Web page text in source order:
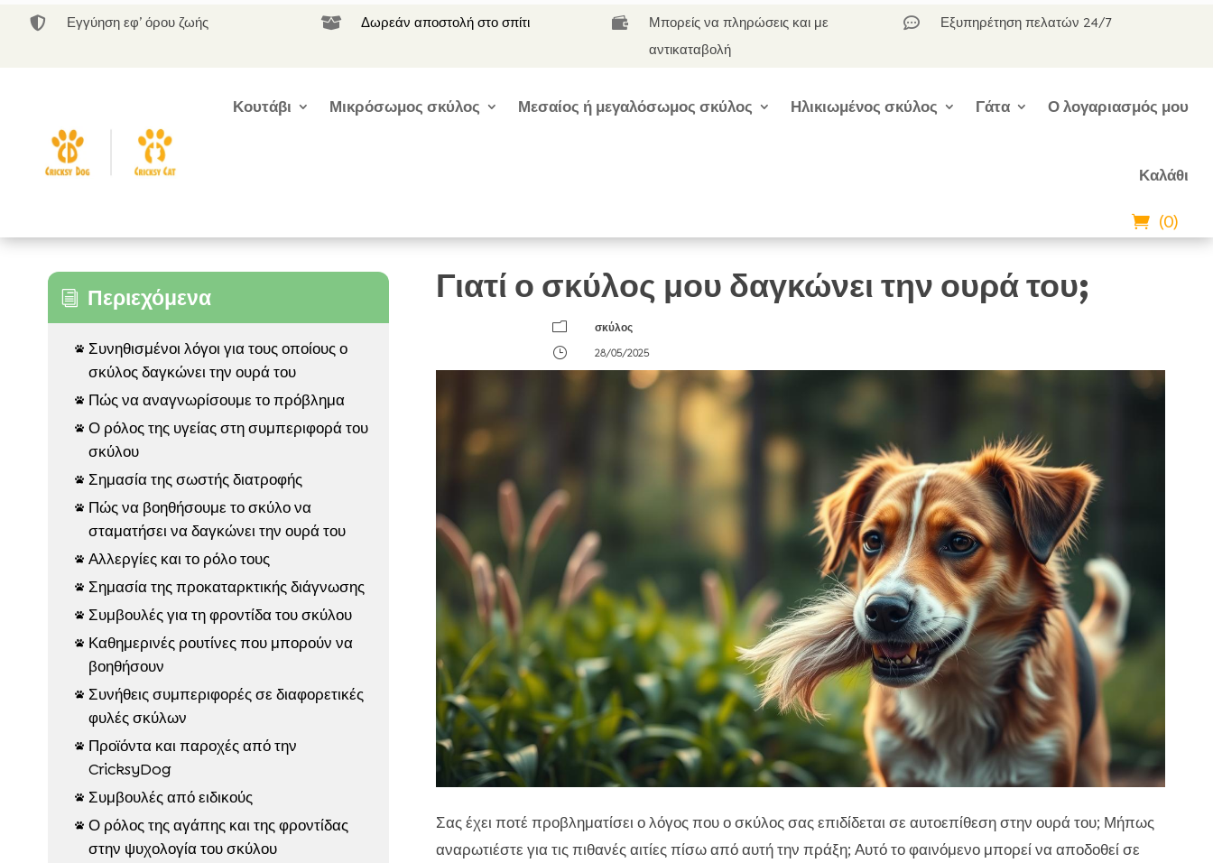
 Εγγύηση εφ’ όρου ζωής  Δωρεάν αποστολή στο σπίτι 
Μπορείς να πληρώσεις και με
αντικαταβολή
 Εξυπηρέτηση πελατών 24/7
Κουτάβι Μικρόσωμος σκύλος Μεσαίος ή μεγαλόσωμος σκύλος Ηλικιωμένος σκύλος Γάτα Ο λογαριασμός μου
Καλάθι
(0)
i Περιεχόμενα
 Συνηθισμένοι λόγοι για τους οποίους ο
σκύλος δαγκώνει την ουρά του
 Πώς να αναγνωρίσουμε το πρόβλημα
 Ο ρόλος της υγείας στη συμπεριφορά του
σκύλου
 Σημασία της σωστής διατροφής

Πώς να βοηθήσουμε το σκύλο να
σταματήσει να δαγκώνει την ουρά του
 Αλλεργίες και το ρόλο τους
 Σημασία της προκαταρκτικής διάγνωσης
 Συμβουλές για τη φροντίδα του σκύλου

Καθημερινές ρουτίνες που μπορούν να
βοηθήσουν
 Συνήθεις συμπεριφορές σε διαφορετικές
φυλές σκύλων

Προϊόντα και παροχές από την
CricksyDog
 Συμβουλές από ειδικούς
 Ο ρόλος της αγάπης και της φροντίδας
στην ψυχολογία του σκύλου
Γιατί ο σκύλος μου δαγκώνει την ουρά του;
m
σκύλος
}
28/05/2025
Σας έχει ποτέ προβληματίσει ο λόγος που ο σκύλος σας επιδίδεται σε αυτοεπίθεση στην ουρά του; Μήπως
αναρωτιέστε για τις πιθανές αιτίες πίσω από αυτή την πράξη; Αυτό το φαινόμενο μπορεί να αποδοθεί σε